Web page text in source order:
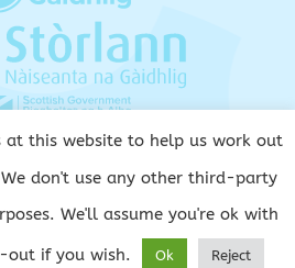
and Conditions
Copyright
at this website to help us work out
don't use any other third-party
We'll assume you're ok with
out if you wish. Ok Reject